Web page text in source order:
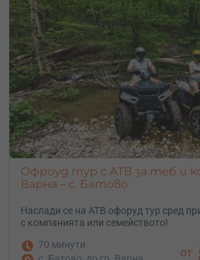
Офроуд тур с АТВ за теб и
Варна – с. Батово
Наслади се на АТВ офоруд тур сред
с компанията или семейството!
70 минути
от